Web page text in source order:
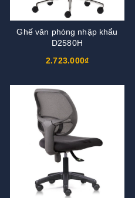
Ghế văn phòng nhập khẩu
D2580H
2.723.000₫